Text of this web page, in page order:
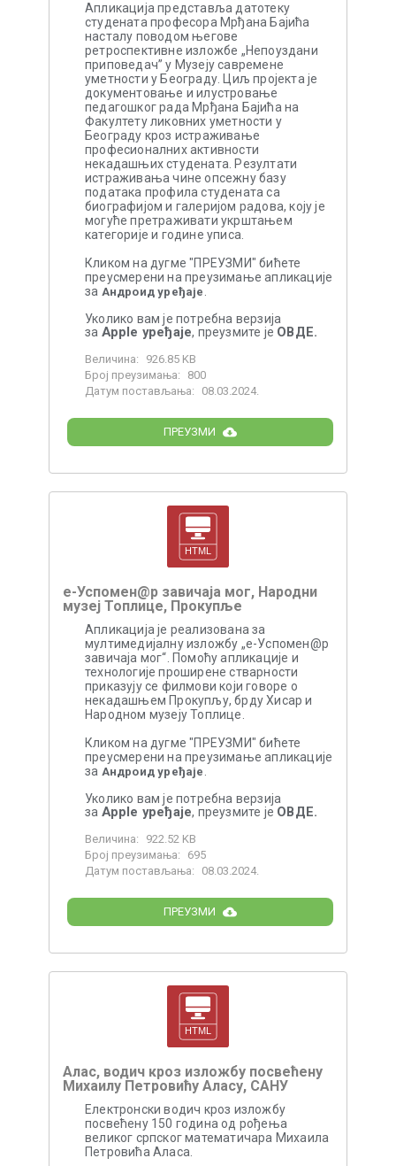
Апликација представља датотеку
студената професора Мрђана Бајића
насталу поводом његове
ретроспективне изложбе „Непоуздани
приповедач” у Музеју савремене
уметности у Београду. Циљ пројекта је
документовање и илустровање
педагошког рада Мрђана Бајића на
Факултету ликовних уметности у
Београду кроз истраживање
професионалних активности
некадашњих студената. Резултати
истраживања чине опсежну базу
података профила студената са
биографијом и галеријом радова, коју је
могуће претраживати укрштањем
категорије и године уписа.
Кликом на дугме "ПРЕУЗМИ" бићете
преусмерени на преузимање апликације
за Андроид уређаје
Уколико вам је потребна верзија
за Apple уређаје, преузмите је ОВДЕ.
Величина:
926.85 KB
Број преузимања:
800
Датум постављања:
08.03.2024.
ПРЕУЗМИ
e-Успомен@р завичаја мог, Народни
музеј Топлице, Прокупље
Апликација је реализована за
мултимедијалну изложбу „е-Успомен@р
завичаја мог“. Помоћу апликације и
технологије проширене стварности
приказују се филмови који говоре о
некадашњем Прокупљу, брду Хисар и
Народном музеју Топлице.
Кликом на дугме "ПРЕУЗМИ" бићете
преусмерени на преузимање апликације
за Андроид уређаје
Уколико вам је потребна верзија
за Apple уређаје, преузмите је ОВДЕ.
Величина:
922.52 KB
Број преузимања:
695
Датум постављања:
08.03.2024.
ПРЕУЗМИ
Алас, водич кроз изложбу посвећену
Михаилу Петровићу Аласу, САНУ
Електронски водич кроз изложбу
посвећену 150 година од рођења
великог српског математичара Михаила
Петровића Аласа.